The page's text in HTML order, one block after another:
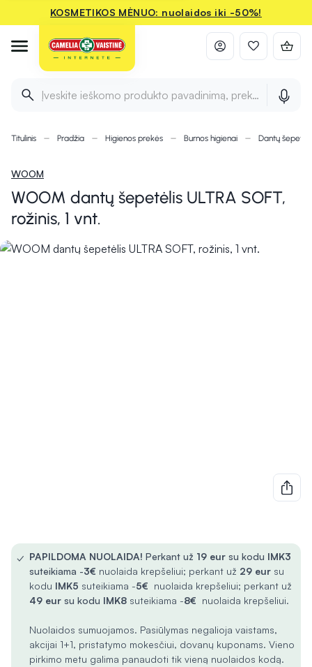
KOSMETIKOS MĖNUO: nuolaidos iki -50%!
Įveskite ieškomo produkto pavadinimą, prekės ženklą ir
Titulinis Pradžia Higienos prekės Burnos higienai Dantų
WOOM
WOOM dantų šepetėlis ULTRA SOFT,
rožinis, 1 vnt.
✓ PAPILDOMA NUOLAIDA! Perkant už 19 eur su kodu IMK3
suteikiama -3€ nuolaida krepšeliui; perkant už 29 eur su
kodu IMK5 suteikiama -5€ nuolaida krepšeliui; perkant už
49 eur su kodu IMK8 suteikiama -8€ nuolaida krepšeliui.
Nuolaidos sumuojamos. Pasiūlymas negalioja vaistams,
akcijai 1+1, pristatymo mokesčiui, dovanų kuponams. Vieno
pirkimo metu galima panaudoti tik vieną nuolaidos kodą.